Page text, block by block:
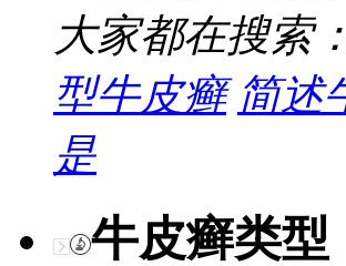
大家都在搜索：
型牛皮癣 简述
是
牛皮癣类型